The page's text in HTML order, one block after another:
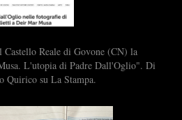
Reale di Govone (CN) la
L'utopia di Padre Dall'Oglio". Di
Quirico su La Stampa.